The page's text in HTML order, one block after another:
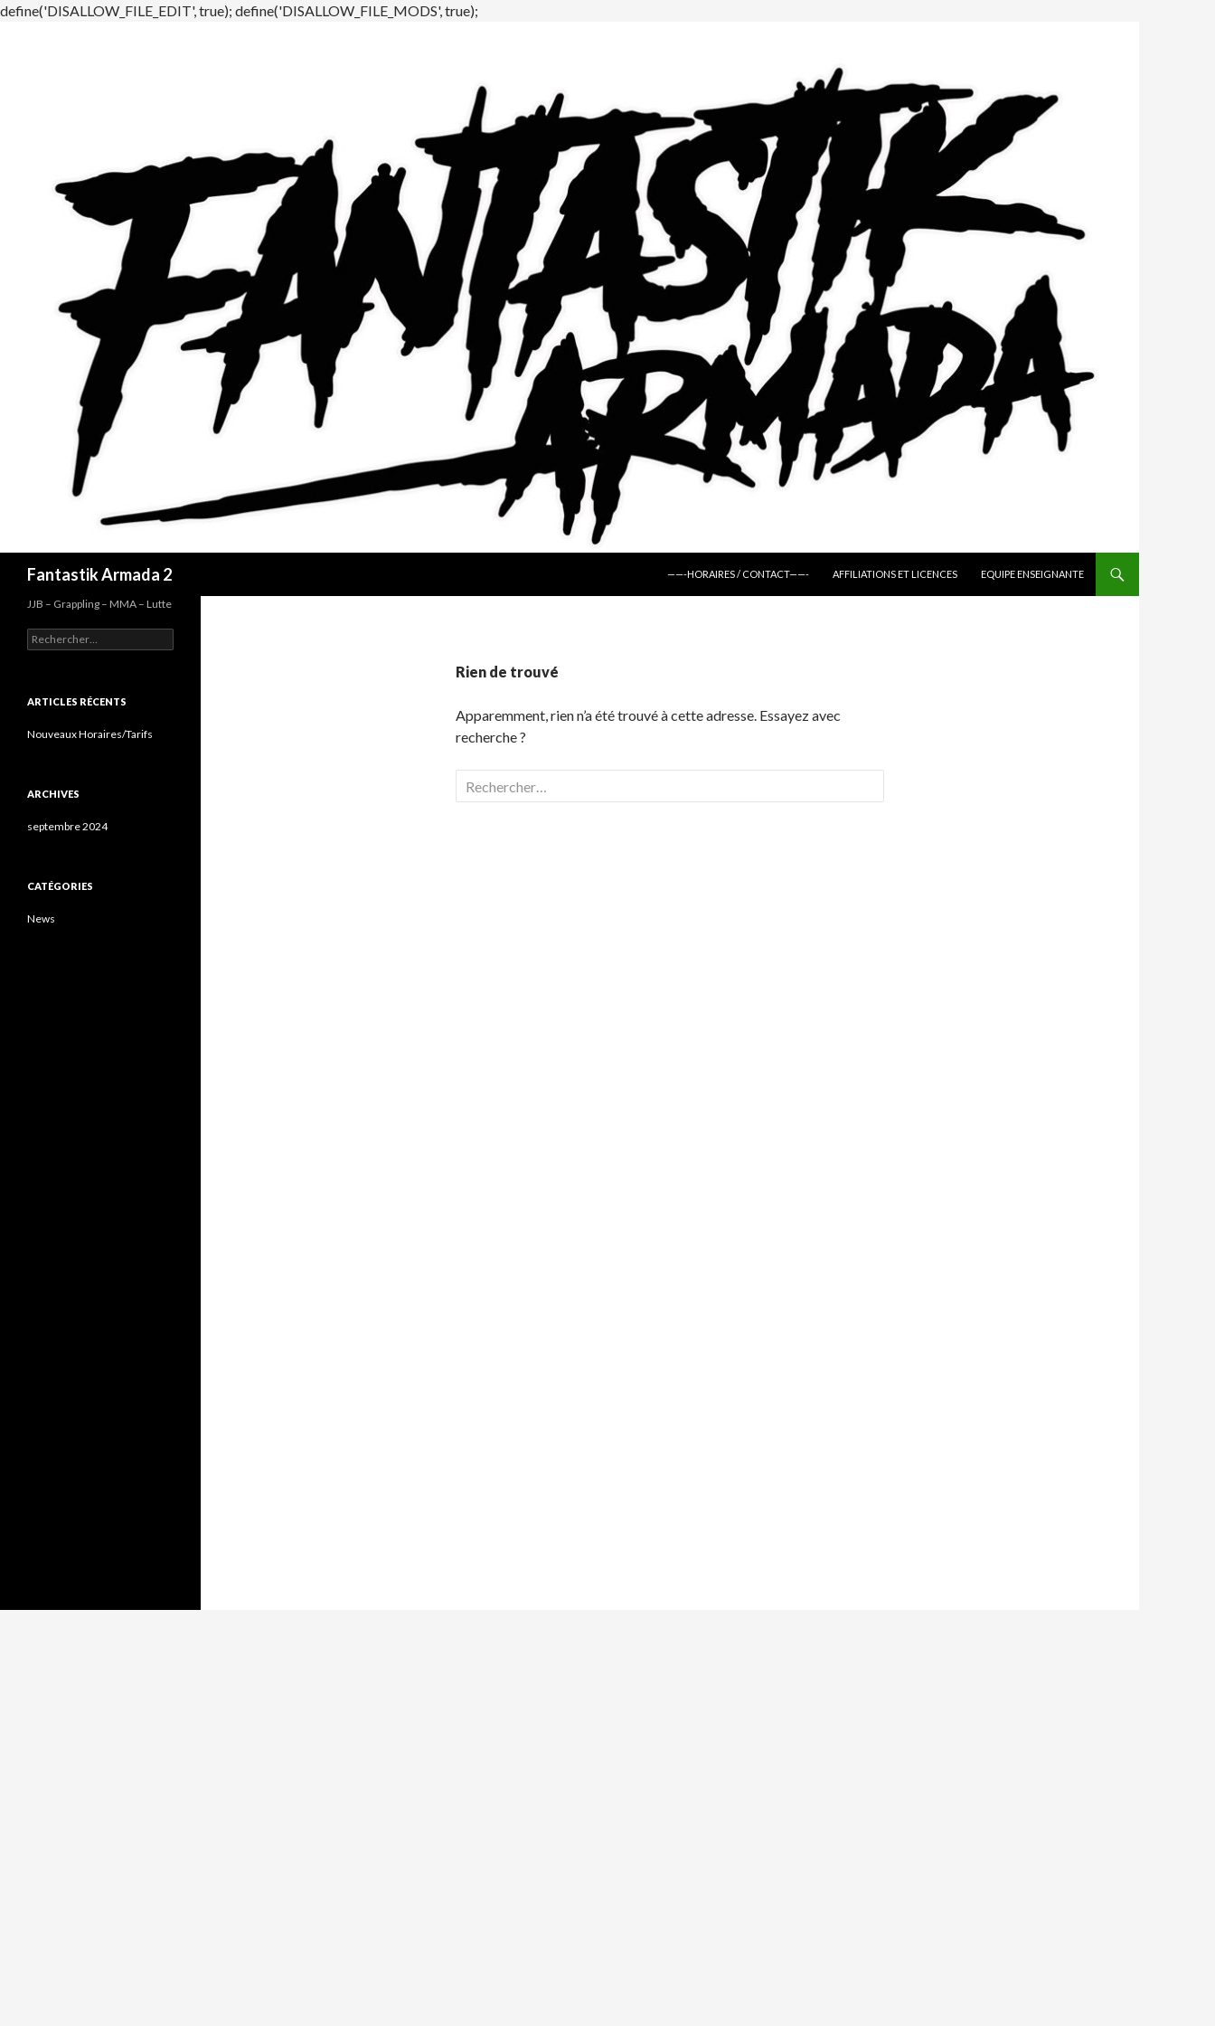
define('DISALLOW_FILE_EDIT', true); define('DISALLOW_FILE_MODS', true);
Fantastik Armada 2
——-HORAIRES / CONTACT——-
AFFILIATIONS ET LICENCES EQUIPE ENSEIGNANTE
Rien de trouvé
Apparemment, rien n’a été trouvé à cette adresse. Essayez avec
recherche ?
Rechercher :
JJB – Grappling – MMA – Lutte
Rechercher :
ARTICLES RÉCENTS
Nouveaux Horaires/Tarifs
ARCHIVES
septembre 2024
CATÉGORIES
News